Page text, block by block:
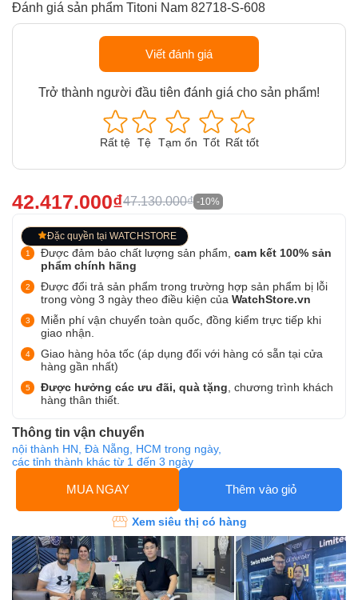
Đánh giá sản phẩm Titoni Nam 82718-S-608
Viết đánh giá
Trở thành người đầu tiên đánh giá cho sản phẩm!
Rất tệ Tệ Tạm ổn Tốt Rất tốt
42.417.000₫47.130.000₫ -10%
Đặc quyền tại WATCHSTORE
Được đảm bảo chất lượng sản phẩm, cam kết 100% sản
phẩm chính hãng
Được đổi trả sản phẩm trong trường hợp sản phẩm bị lỗi
trong vòng 3 ngày theo điều kiện của WatchStore.vn
Miễn phí vận chuyển toàn quốc, đồng kiểm trực tiếp khi
giao nhận.
Giao hàng hỏa tốc (áp dụng đối với hàng có sẵn tại cửa
hàng gần nhất)
Được hưởng các ưu đãi, quà tặng , chương trình khách
hàng thân thiết.
Thông tin vận chuyển
nội thành HN, Đà Nẵng, HCM trong ngày,
các tỉnh thành khác từ 1 đến 3 ngày
MUA NGAY Thêm vào giỏ
Xem siêu thị có hàng